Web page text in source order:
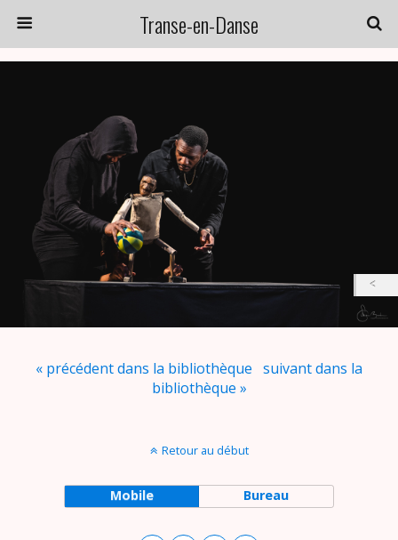
Transe-en-Danse
« précédent dans la bibliothèque suivant dans la
bibliothèque »
Retour au début
Mobile Bureau